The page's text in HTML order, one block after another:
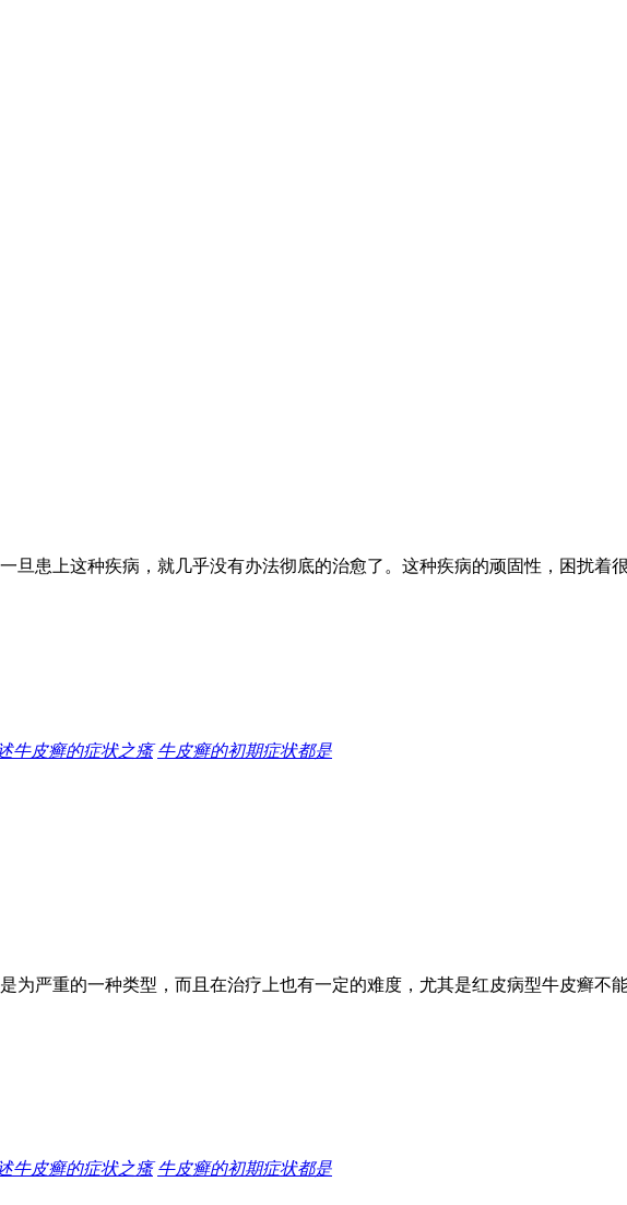
旦患上这种疾病，就几乎没有办法彻底的治愈了。这种疾病的顽固性，困扰着
牛皮癣的症状之瘙 牛皮癣的初期症状都是
为严重的一种类型，而且在治疗上也有一定的难度，尤其是红皮病型牛皮癣不
牛皮癣的症状之瘙 牛皮癣的初期症状都是